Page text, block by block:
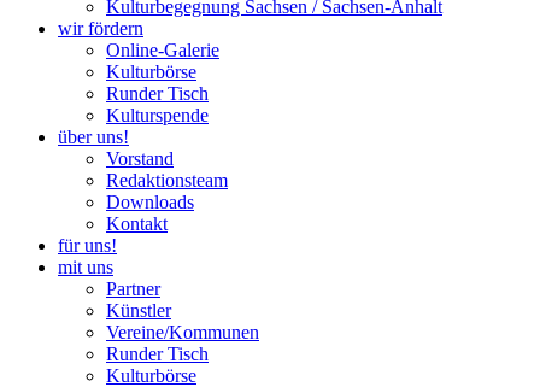
Kulturbegegnung Sachsen / Sachsen-Anhalt
wir fördern
Online-Galerie
Kulturbörse
Runder Tisch
Kulturspende
über uns!
Vorstand
Redaktionsteam
Downloads
Kontakt
für uns!
mit uns
Partner
Künstler
Vereine/Kommunen
Runder Tisch
Kulturbörse